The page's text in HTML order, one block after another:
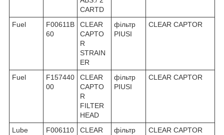
CARTD
Fuel
F00611B
60
CLEAR
CAPTO
R
STRAIN
ER
фільтр
PIUSI
CLEAR CAPTOR
Fuel
F157440
00
CLEAR
CAPTO
R
FILTER
HEAD
фільтр
PIUSI
CLEAR CAPTOR
Lube
F006110
CLEAR
фільтр
CLEAR CAPTOR